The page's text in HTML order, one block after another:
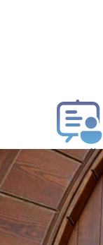
طلب فتوى
استعلام عن فتوى